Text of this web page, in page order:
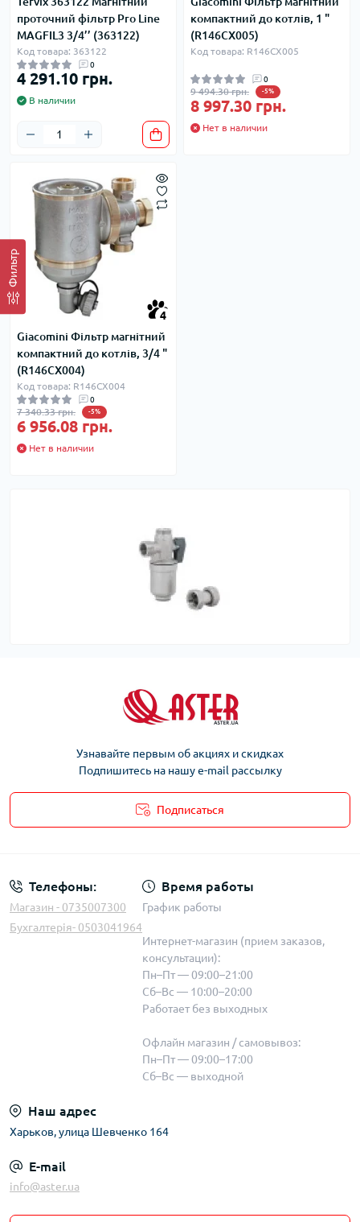
Фильтр
проточний фільтр Pro Line
MAGFIL3 3/4’’ (363122)
Код товара: 363122
0
4 291.10 грн.
В наличии
компактний до котлів, 1 "
(R146CX005)
Код товара: R146CX005
0
9 494.30 грн. -5%
8 997.30 грн.
Нет в наличии
4
Giacomini Фільтр магнітний
компактний до котлів, 3/4 "
(R146CX004)
Код товара: R146CX004
0
7 340.33 грн. -5%
6 956.08 грн.
Нет в наличии
Узнавайте первым об акциях и скидках
Подпишитесь на нашу e-mail рассылку
Подписаться
Телефоны:
Магазин - 0735007300
Бухгалтерія- 0503041964
Время работы
График работы
Интернет-магазин (прием заказов,
консультации):
Пн–Пт — 09:00–21:00
Сб–Вс — 10:00–20:00
Работает без выходных
Офлайн магазин / самовывоз:
Пн–Пт — 09:00–17:00
Сб–Вс — выходной
Наш адрес
Харьков, улица Шевченко 164
E-mail
info@aster.ua